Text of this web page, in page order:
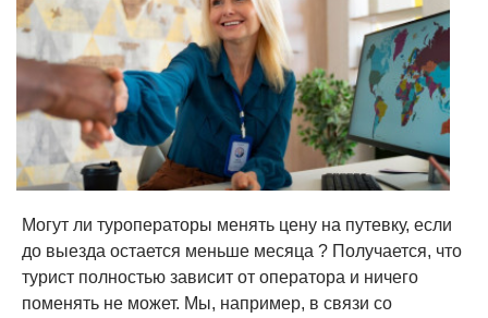
Могут ли туроператоры менять цену на путевку, если
до выезда остается меньше месяца ? Получается, что
турист полностью зависит от оператора и ничего
поменять не может. Мы, например, в связи со